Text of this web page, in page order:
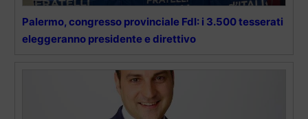
Palermo, congresso provinciale FdI: i 3.500 tesserati
eleggeranno presidente e direttivo